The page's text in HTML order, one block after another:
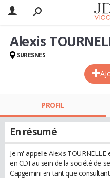
Alexis
SURESNES
PROFIL
En résumé
Je m' appelle Alexis
en CDI au sein de la société de
Capgemini en tant que consultant